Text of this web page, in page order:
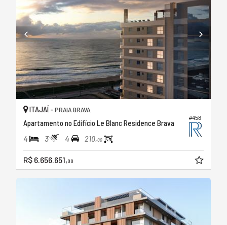
#458
ITAJAÍ - PRAIA BRAVA
Apartamento no Edifício Le Blanc Residence Brava
4 3 4 210,00
R$ 6.656.651,00